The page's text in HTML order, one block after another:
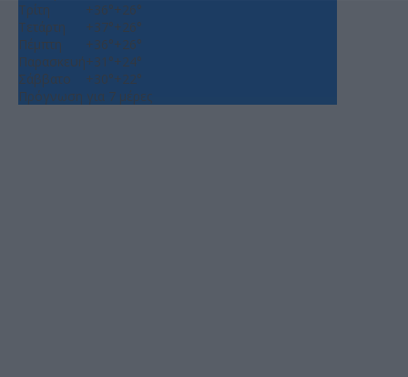
Τρίτη
+36°+26°
Τετάρτη
+37°+26°
Πέμπτη
+36°+26°
Παρασκευή+31°+24°
Σάββατο
+30°+22°
Πρόγνωση για 7 μέρες